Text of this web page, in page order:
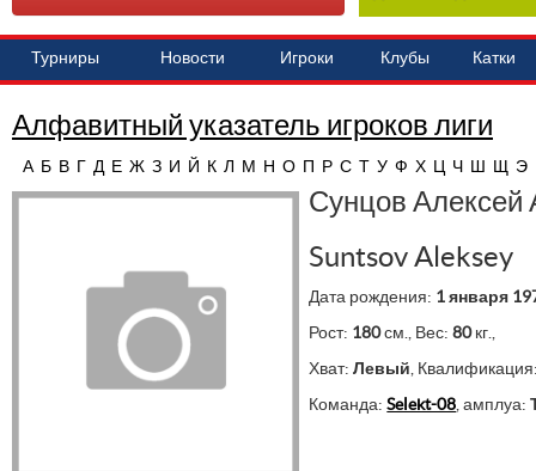
Турниры Новости Игроки Клубы Катки
Алфавитный указатель игроков лиги
А Б В Г Д Е Ж З И Й К Л М Н О П Р С Т У Ф Х Ц Ч Ш Щ Э
Сунцов Алексей
Suntsov Aleksey
Дата рождения: 1 января
Рост: 180см., Вес:80кг.,
Хват:Левый ,
Команда:Selekt-08 , амплуа: